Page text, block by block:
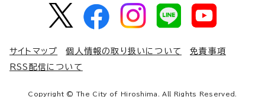
サイトマップ 個人情報の取り扱いについて
免責事項
RSS配信について
Copyright © The City of Hiroshima. All Rights Reserved.